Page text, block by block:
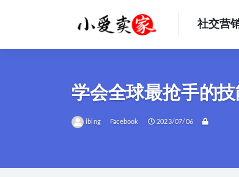
社交营
学会全球最抢手的技
ibing Facebook 2023/07/06